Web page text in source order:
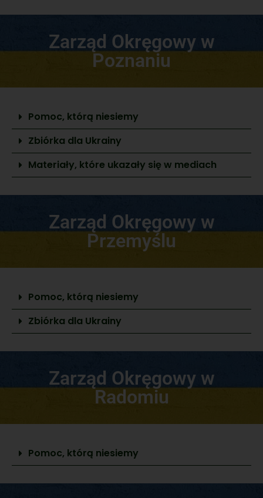
Zarząd Okręgowy w
Poznaniu
Pomoc, którą niesiemy
Zbiórka dla Ukrainy
Materiały, które ukazały się w mediach
Zarząd Okręgowy w
Przemyślu
Pomoc, którą niesiemy
Zbiórka dla Ukrainy
Zarząd Okręgowy w
Radomiu
Pomoc, którą niesiemy